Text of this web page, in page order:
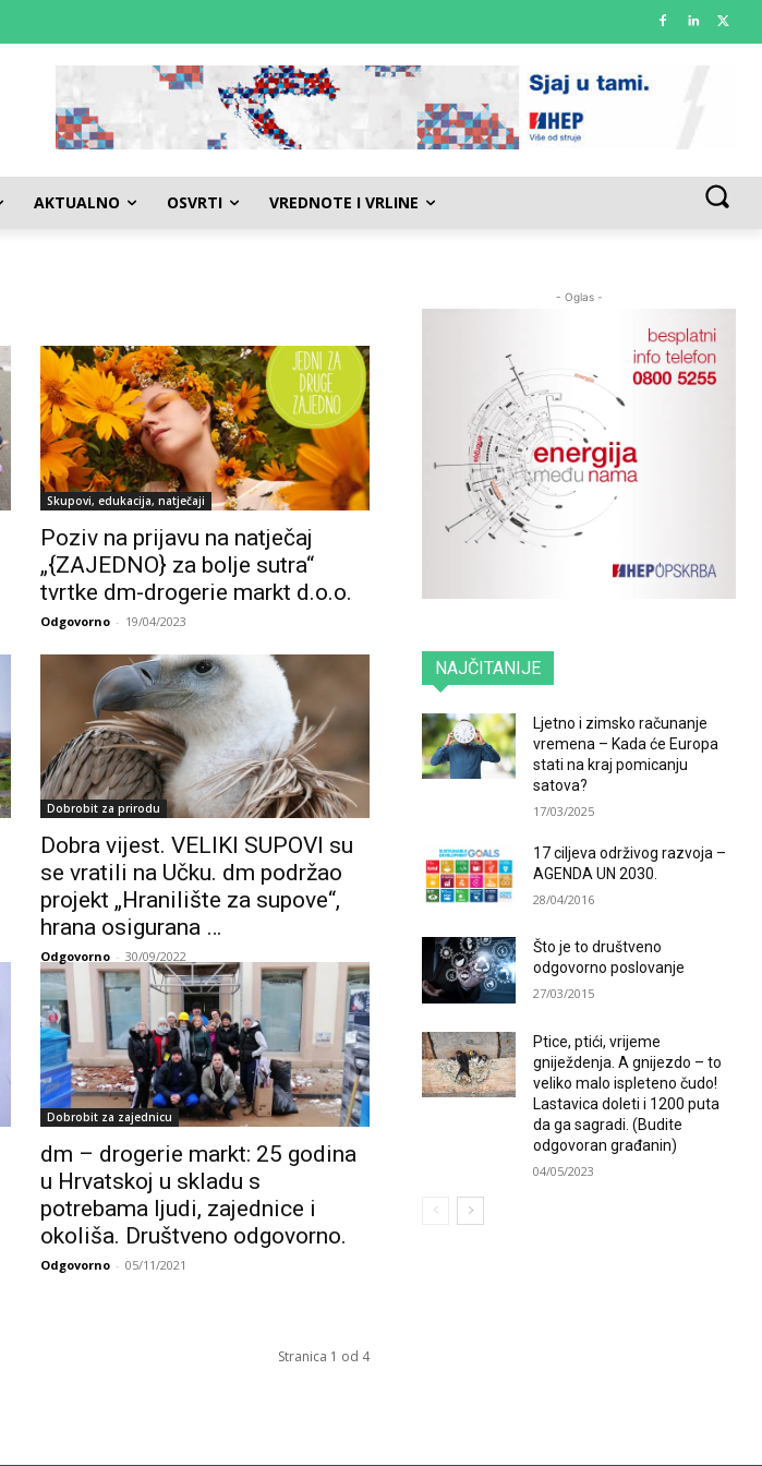
AKTUALNO OSVRTI VREDNOTE I VRLINE
Skupovi, edukacija, natječaji
Poziv na prijavu na natječaj
„{ZAJEDNO} za bolje sutra“
tvrtke dm-drogerie markt d.o.o.
Odgovorno - 19/04/2023
Dobrobit za prirodu
Dobra vijest. VELIKI SUPOVI su
se vratili na Učku. dm podržao
projekt „Hranilište za supove“,
hrana osigurana …
Odgovorno - 30/09/2022
Dobrobit za zajednicu
dm – drogerie markt: 25 godina
u Hrvatskoj u skladu s
potrebama ljudi, zajednice i
okoliša. Društveno odgovorno.
Odgovorno - 05/11/2021
Stranica 1 od 4
- Oglas -
NAJČITANIJE
Ljetno i zimsko računanje
vremena – Kada će Europa
stati na kraj pomicanju
satova?
17/03/2025
17 ciljeva održivog razvoja –
AGENDA UN 2030.
28/04/2016
Što je to društveno
odgovorno poslovanje
27/03/2015
Ptice, ptići, vrijeme
gniježdenja. A gnijezdo – to
veliko malo ispleteno čudo!
Lastavica doleti i 1200 puta
da ga sagradi. (Budite
odgovoran građanin)
04/05/2023